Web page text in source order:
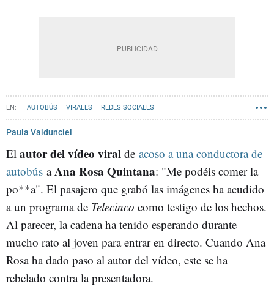
AUTOBÚS VIRALES REDES SOCIALES
Paula Valdunciel
El autor del vídeo viral de acoso a una conductora de
autobús aAna Rosa Quintana: "Me podéis comer la
po**a". El pasajero que grabó las imágenes ha acudido
a un programa de Telecinco como testigo de los hechos.
Al parecer, la cadena ha tenido esperando durante
mucho rato al joven para entrar en directo. Cuando Ana
Rosa ha dado paso al autor del vídeo, este se ha
rebelado contra la presentadora.